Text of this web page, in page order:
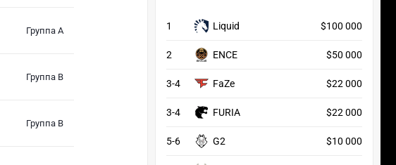
Группа A
Группа B
Группа B
1 Liquid $100 000
2 ENCE $50 000
3-4 FaZe $22 000
3-4 FURIA $22 000
5-6 G2 $10 000